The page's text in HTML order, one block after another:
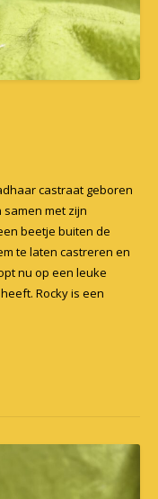
castraat geboren
samen met zijn
beetje buiten de
te laten castreren en
nu op een leuke
Rocky is een